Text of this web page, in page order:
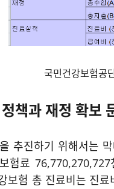
국민건강보험공
책과 재정 확보
추진하기 위해서는
험료
보험 총 진료비는 진